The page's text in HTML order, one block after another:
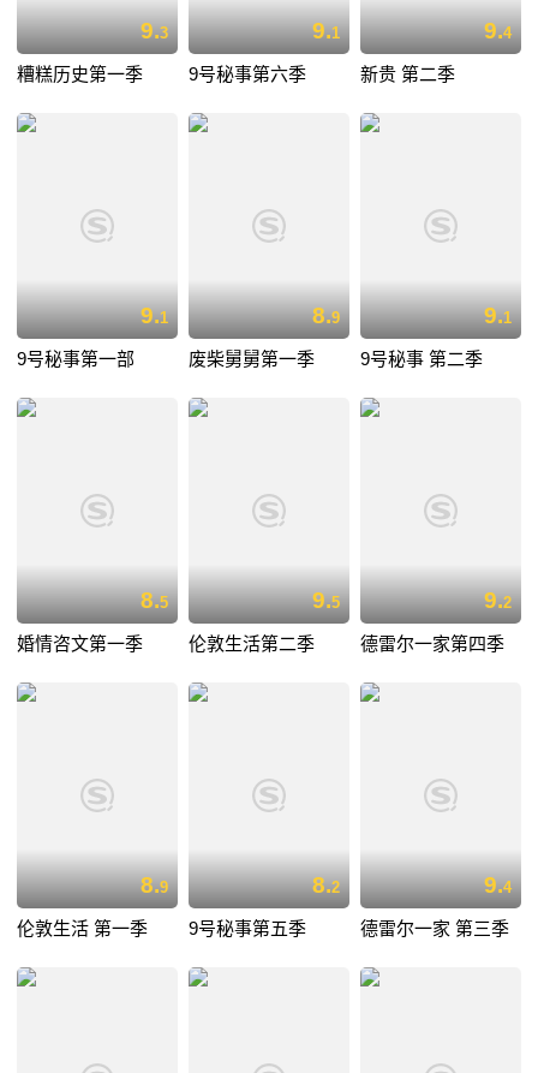
9.3
糟糕历史第一季
9.1
9号秘事第六季
9.4
新贵 第二季
9.1
9号秘事第一部
8.9
废柴舅舅第一季
9.1
9号秘事 第二季
8.5
婚情咨文第一季
9.5
伦敦生活第二季
9.2
德雷尔一家第四季
8.9
伦敦生活 第一季
8.2
9号秘事第五季
9.4
德雷尔一家 第三季